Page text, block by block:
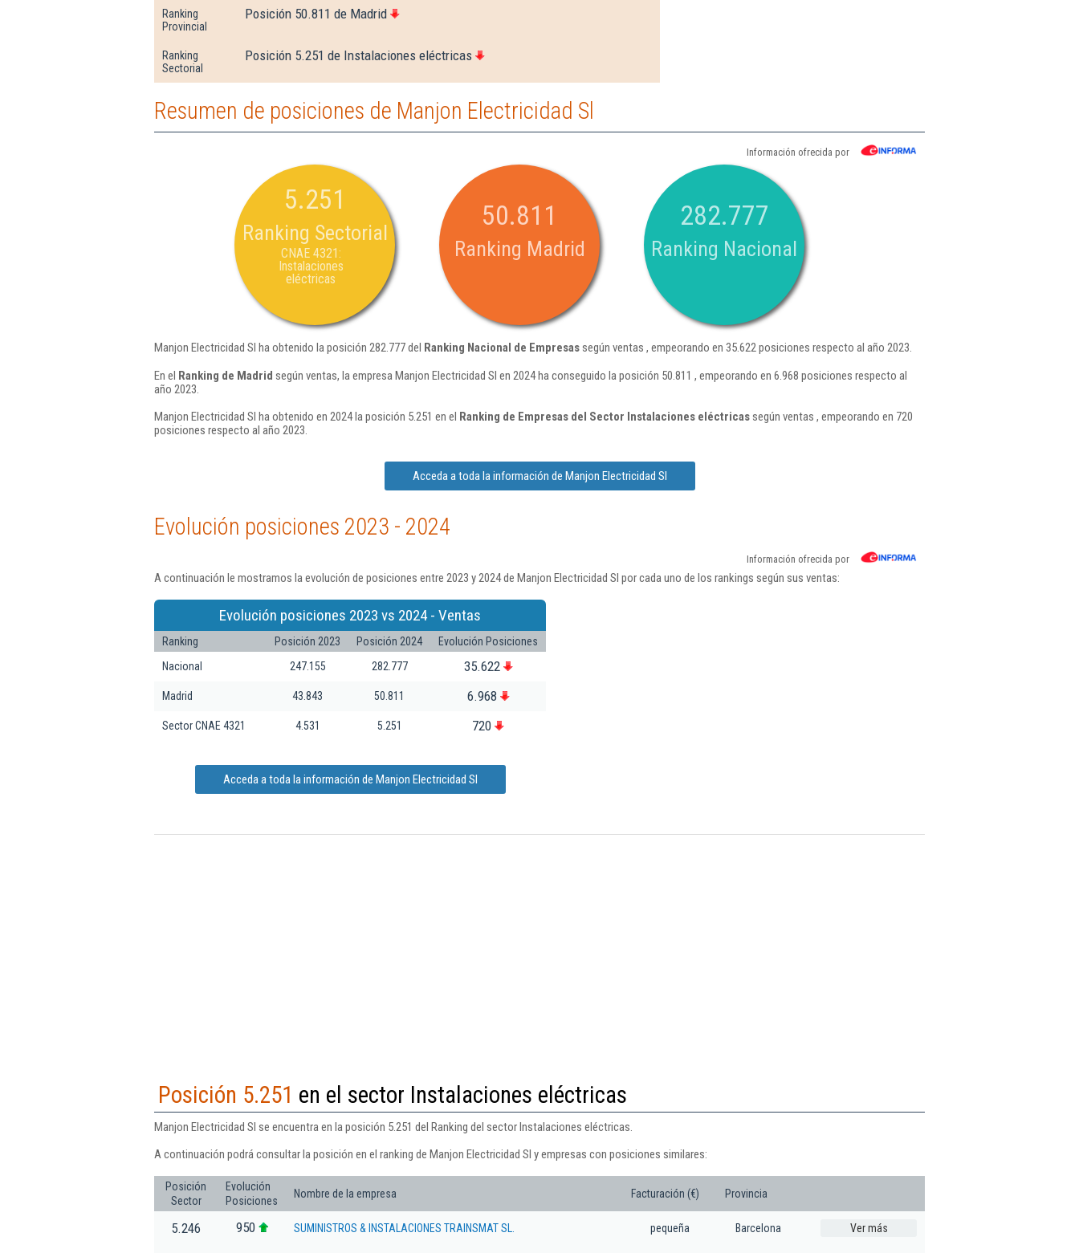
Ranking
Provincial
Posición 50.811 de Madrid
Ranking
Sectorial
Posición 5.251 de Instalaciones eléctricas
Resumen de posiciones de Manjon Electricidad Sl
Información ofrecida por
5.251
Ranking Sectorial
CNAE 4321:
Instalaciones
eléctricas
50.811
Ranking Madrid
282.777
Ranking Nacional
Manjon Electricidad Sl ha obtenido la posición 282.777 del Ranking Nacional de Empresassegún ventas , empeorando en 35.622 posiciones respecto al año 2023.
En el Ranking de Madrid según ventas, la empresa Manjon Electricidad Sl en 2024 ha conseguido la posición 50.811 , empeorando en 6.968 posiciones respecto al
año 2023.
Manjon Electricidad Sl ha obtenido en 2024 la posición 5.251 en el Ranking de Empresas del Sector Instalaciones eléctricassegún ventas , empeorando en 720
posiciones respecto al año 2023.
Acceda a toda la información de Manjon Electricidad Sl
Evolución posiciones 2023 - 2024
Información ofrecida por
A continuación le mostramos la evolución de posiciones entre 2023 y 2024 de Manjon Electricidad Sl por cada uno de los rankings según sus ventas:
Evolución posiciones 2023 vs 2024 - Ventas
Ranking Posición 2023 Posición 2024
Evolución Posiciones
Nacional
247.155 282.777 35.622
Madrid 43.843 50.811 6.968
Sector CNAE 4321 4.531 5.251 720
Acceda a toda la información de Manjon Electricidad Sl
Posición 5.251 en el sector Instalaciones eléctricas
Manjon Electricidad Sl se encuentra en la posición 5.251 del Ranking del sector Instalaciones eléctricas.
A continuación podrá consultar la posición en el ranking de Manjon Electricidad Sl y empresas con posiciones similares:
Posición
Sector
Evolución
Posiciones
Nombre de la empresa Facturación (€) Provincia
5.246 950 SUMINISTROS & INSTALACIONES TRAINSMAT SL. pequeña Barcelona Ver más